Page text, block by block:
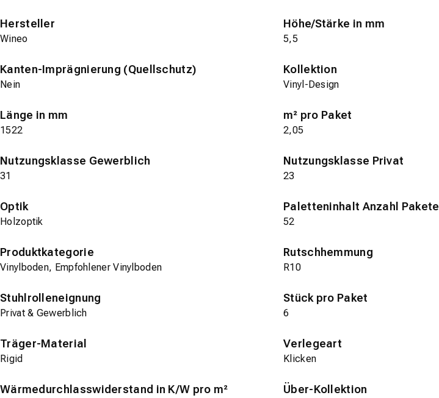
Hersteller
Wineo
Höhe/Stärke in mm
5,5
Kanten-Imprägnierung (Quellschutz)
Nein
Kollektion
Vinyl-Design
Länge in mm
1522
m² pro Paket
2,05
Nutzungsklasse Gewerblich
31
Nutzungsklasse Privat
23
Optik
Holzoptik
Paletteninhalt Anzahl Pakete
52
Produktkategorie
Vinylboden, Empfohlener Vinylboden
Rutschhemmung
R10
Stuhlrolleneignung
Privat & Gewerblich
Stück pro Paket
6
Träger-Material
Rigid
Verlegeart
Klicken
Wärmedurchlasswiderstand in K/W pro m² Über-Kollektion